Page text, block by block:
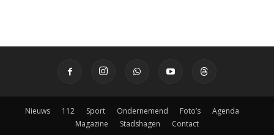
Nieuws 112 Sport Ondernemend Foto’s
Agenda
Magazine
Stadshagen Contact